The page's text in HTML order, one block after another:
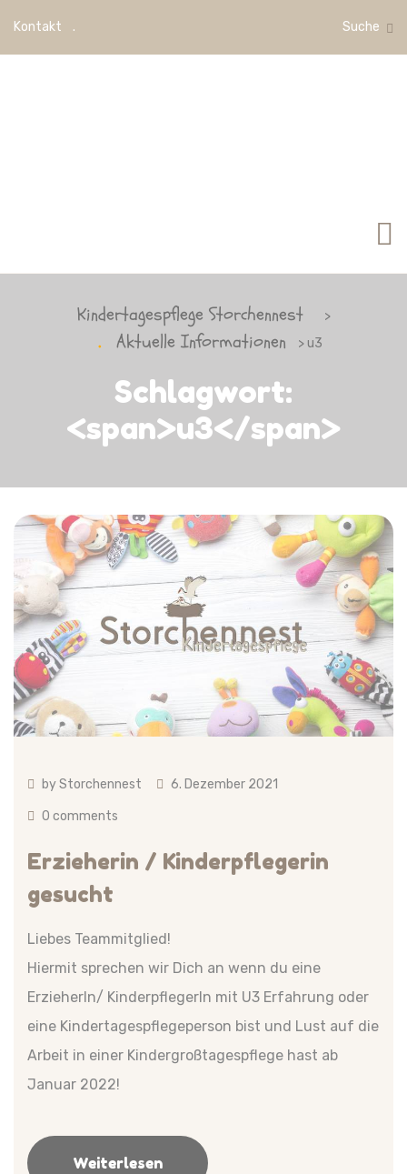
Kontakt Suche
Kindertagespflege Storchennest >
Aktuelle Informationen > u3
Schlagwort:
<span>u3</span>
byStorchennest 6. Dezember 2021
0 comments
Erzieherin / Kinderpflegerin
gesucht
Liebes Teammitglied!
Hiermit sprechen wir Dich an wenn du eine
ErzieherIn/ KinderpflegerIn mit U3 Erfahrung oder
eine Kindertagespflegeperson bist und Lust auf die
Arbeit in einer Kindergroßtagespflege hast ab
Januar 2022!
Weiterlesen